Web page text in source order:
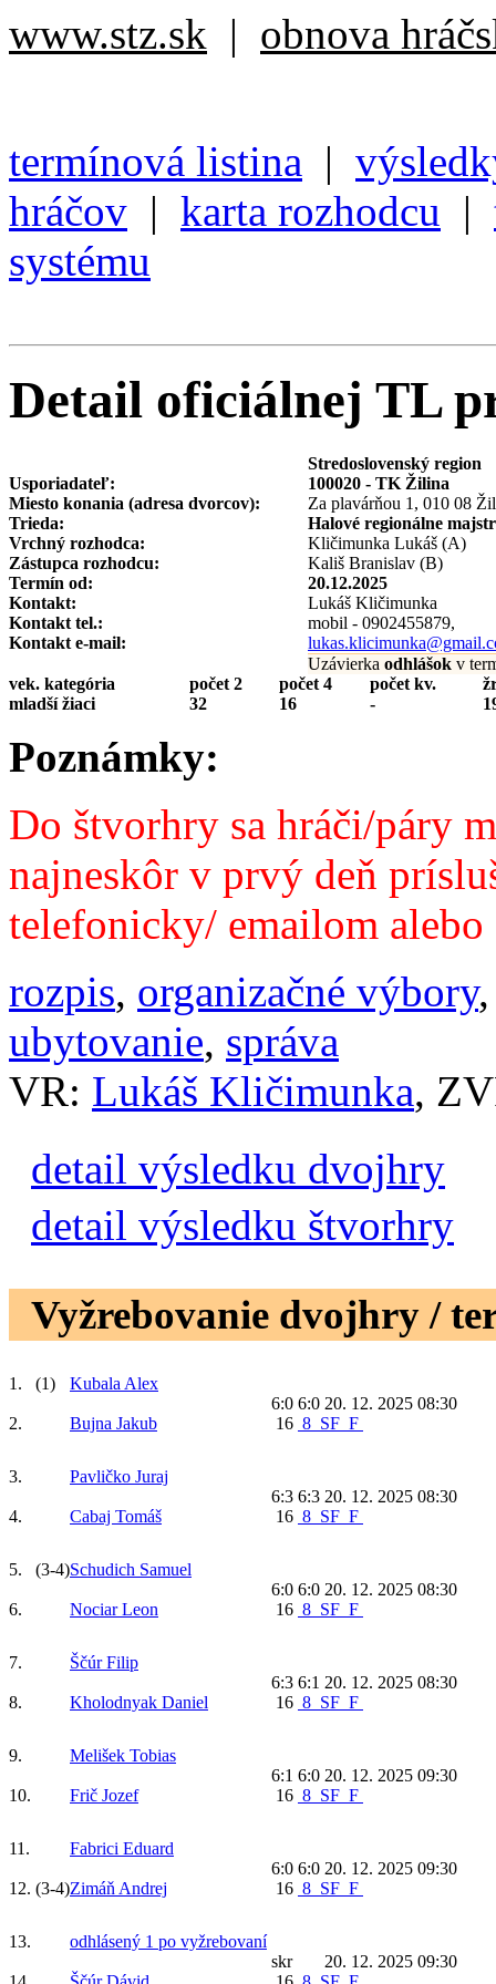
www.stz.sk | obnova
termínová listina |
hráčov | karta rozhodcu |
systému
Detail oficiálnej TL
Stredoslovenský region
Usporiadateľ:
100020 - TK Žilina
Miesto konania (adresa dvorcov):
Za plavárňou 1, 010 08
Trieda:
Halové regionálne
Vrchný rozhodca:
Kličimunka Lukáš (A)
Zástupca rozhodcu:
Kališ Branislav (B)
Termín od:
20.12.2025
Kontakt:
Lukáš Kličimunka
Kontakt tel.:
mobil - 0902455879,
Kontakt e-mail:
Uzávierka odhlášok v
vek. kategória
počet 2 počet 4 počet kv.
mladší žiaci
32 16 -
Poznámky:
Do štvorhry sa hráči/páry
najneskôr v prvý deň
telefonicky/ emailom alebo
rozpis, organizačné výbory
ubytovanie, správa
VR: Lukáš Kličimunka,
detail výsledku dvojhry
detail výsledku štvorhry
Vyžrebovanie dvojhry /
1. (1)
Kubala Alex
6:0 6:0 20. 12. 2025 08:30
2.
Bujna Jakub 16 8 SF F
3.
Pavličko Juraj
6:3 6:3 20. 12. 2025 08:30
4.
Cabaj Tomáš 16 8 SF F
5. (3-4)Schudich Samuel
6:0 6:0 20. 12. 2025 08:30
6.
Nociar Leon 16 8 SF F
7.
Ščúr Filip
6:3 6:1 20. 12. 2025 08:30
8.
Kholodnyak Daniel 16 8 SF F
9.
Melišek Tobias
6:1 6:0 20. 12. 2025 09:30
10.
Frič Jozef 16 8 SF F
11.
Fabrici Eduard
6:0 6:0 20. 12. 2025 09:30
12. (3-4)Zimáň Andrej 16 8 SF F
13.
odhlásený 1 po vyžrebovaní
skr
20. 12. 2025 09:30